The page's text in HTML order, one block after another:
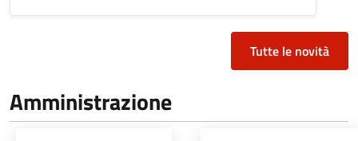
Tutte le novità
Amministrazione